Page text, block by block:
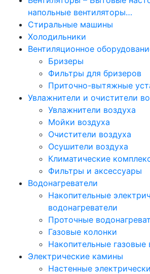
напольные вентиляторы…
Стиральные машины
Холодильники
Вентиляционное
Бризеры
Фильтры для бризеров
Приточно-вытяжные
Увлажнители и очистители
Увлажнители воздуха
Мойки воздуха
Очистители воздуха
Осушители воздуха
Климатические
Фильтры и аксессуары
Водонагреватели
Накопительные
водонагреватели
Проточные
Газовые колонки
Накопительные газовые
Электрические камины
Настенные